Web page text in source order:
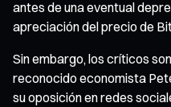
antes de una eventual
apreciación del precio de
Sin embargo, los críticos
reconocido economista
su oposición en redes